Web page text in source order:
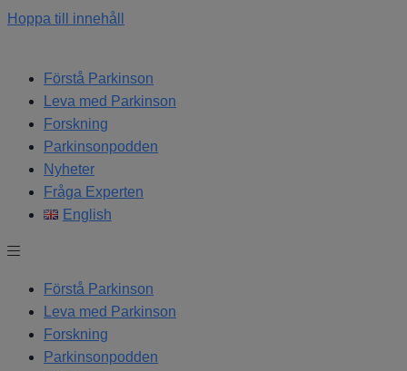
Hoppa till innehåll
Förstå Parkinson
Leva med Parkinson
Forskning
Parkinsonpodden
Nyheter
Fråga Experten
English
Förstå Parkinson
Leva med Parkinson
Forskning
Parkinsonpodden